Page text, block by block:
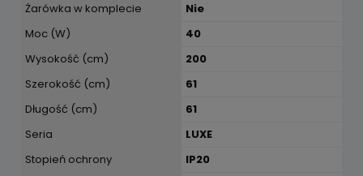
Żarówka w komplecie
Nie
Moc (W)
40
Wysokość (cm)
200
Szerokość (cm)
61
Długość (cm)
61
Seria
LUXE
Stopień ochrony
IP20